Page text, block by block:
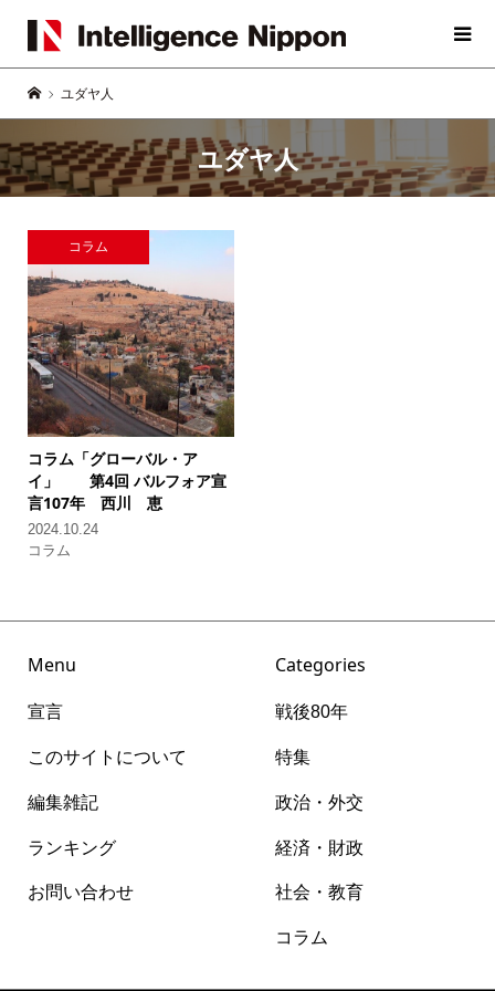
ユダヤ人
ユダヤ人
コラム
コラム「グローバル・ア
イ」 第4回 バルフォア宣
言107年 西川 恵
2024.10.24
コラム
Menu
宣言
このサイトについて
編集雑記
ランキング
お問い合わせ
Categories
戦後80年
特集
政治・外交
経済・財政
社会・教育
コラム